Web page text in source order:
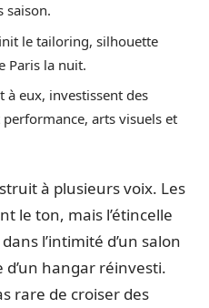
saison.
le tailoring, silhouette
Paris la nuit.
à eux, investissent des
arts visuels et
à plusieurs voix. Les
le ton, mais l’étincelle
l’intimité d’un salon
d’un hangar réinvesti.
rare de croiser des